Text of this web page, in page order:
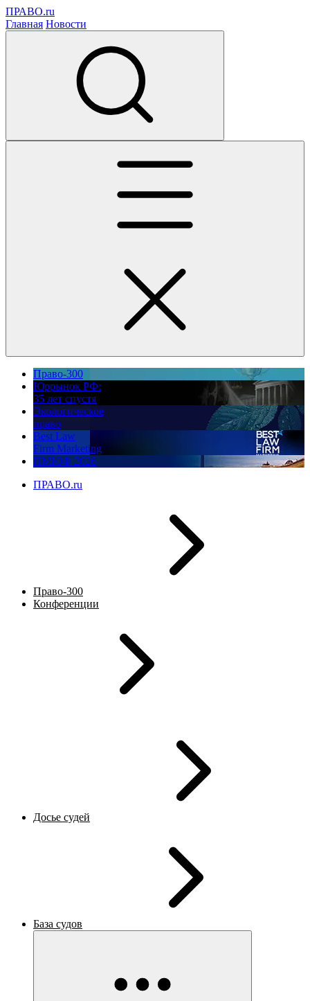
ПРАВО.ru
Главная Новости
Право-300
Юррынок РФ:
35 лет спустя
Экологическое
право
Best Law
Firm Marketing
ПМЮФ 2026
ПРАВО.ru
Право-300
Конференции
Досье судей
База судов